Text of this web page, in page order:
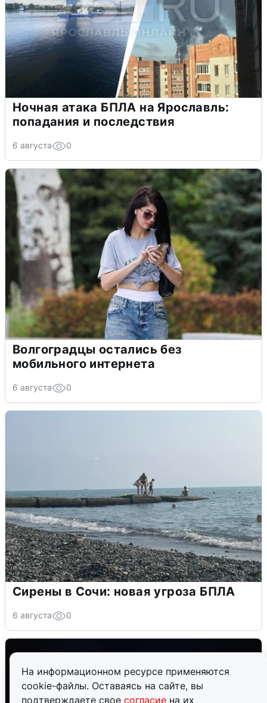
На информационном ресурсе применяются
cookie-файлы. Оставаясь на сайте, вы
подтверждаете свое согласие на их
Ночная атака БПЛА на Ярославль:
попадания и последствия
6 августа 0
Волгоградцы остались без
мобильного интернета
6 августа 0
Сирены в Сочи: новая угроза БПЛА
6 августа 0